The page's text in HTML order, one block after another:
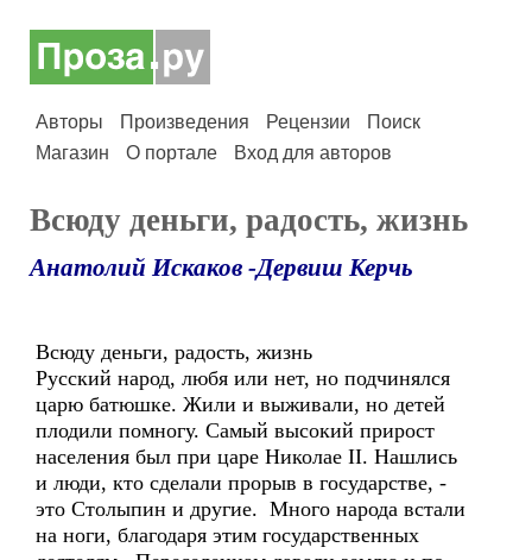
Авторы Произведения Рецензии
Поиск
Магазин
О портале Вход для авторов
Всюду деньги, радость, жизнь
Анатолий Искаков -Дервиш Керчь
Всюду деньги, радость, жизнь
Русский народ, любя или нет, но подчинялся
царю батюшке. Жили и выживали, но детей
плодили помногу. Самый высокий прирост
населения был при царе Николае II. Нашлись
и люди, кто сделали прорыв в государстве, ­-
это Столыпин и другие. Много народа встали
на ноги, благодаря этим государственных